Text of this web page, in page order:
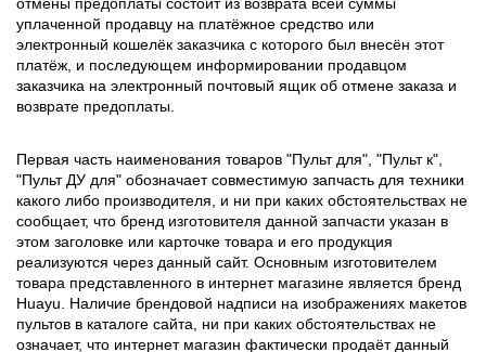
уплаченной продавцу на платёжное средство или
электронный кошелёк заказчика с которого был внесён этот
платёж, и последующем информировании продавцом
заказчика на электронный почтовый ящик об отмене заказа и
возврате предоплаты.
Первая часть наименования товаров "Пульт для", "Пульт к",
"Пульт ДУ для" обозначает совместимую запчасть для техники
какого либо производителя, и ни при каких обстоятельствах не
сообщает, что бренд изготовителя данной запчасти указан в
этом заголовке или карточке товара и его продукция
реализуются через данный сайт. Основным изготовителем
товара представленного в интернет магазине является бренд
Huayu. Наличие брендовой надписи на изображениях макетов
пультов в каталоге сайта, ни при каких обстоятельствах не
означает, что интернет магазин фактически продаёт данный